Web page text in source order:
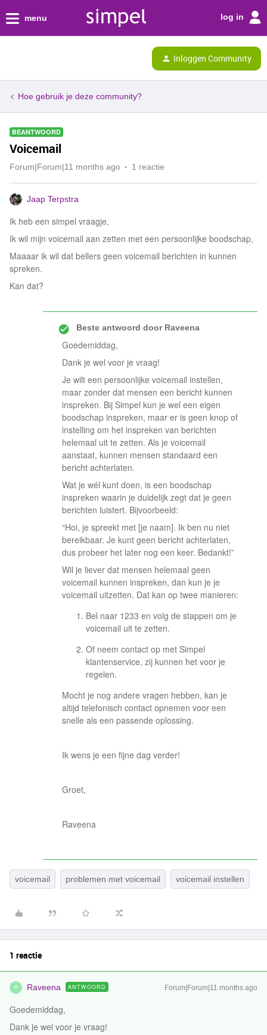
menu log in
Inloggen Community
Hoe gebruik je deze community?
BEANTWOORD
Voicemail
Forum|Forum|11 months ago 1 reactie
Jaap Terpstra
Ik heb een simpel vraagje,
Ik wil mijn voicemail aan zetten met een persoonlijke boodschap,
Maaaar ik wil dat bellers geen voicemail berichten in kunnen
spreken.
Kan dat?
Beste antwoord doorRaveena
Goedemiddag,
Dank je wel voor je vraag!
Je wilt een persoonlijke voicemail instellen,
maar zonder dat mensen een bericht kunnen
inspreken. Bij Simpel kun je wel een eigen
boodschap inspreken, maar er is geen knop of
instelling om het inspreken van berichten
helemaal uit te zetten. Als je voicemail
aanstaat, kunnen mensen standaard een
bericht achterlaten.
Wat je wél kunt doen, is een boodschap
inspreken waarin je duidelijk zegt dat je geen
berichten luistert. Bijvoorbeeld:
“Hoi, je spreekt met [je naam]. Ik ben nu niet
bereikbaar. Je kunt geen bericht achterlaten,
dus probeer het later nog een keer. Bedankt!”
Wil je liever dat mensen helemaal geen
voicemail kunnen inspreken, dan kun je je
voicemail uitzetten. Dat kan op twee manieren:
Bel naar 1233 en volg de stappen om je
voicemail uit te zetten.
Of neem contact op met Simpel
klantenservice, zij kunnen het voor je
regelen.
Mocht je nog andere vragen hebben, kan je
altijd telefonisch contact opnemen voor een
snelle als een passende oplossing.
Ik wens je een fijne dag verder!
Groet,
Raveena
voicemail problemen met voicemail voicemail instellen
1 reactie
R Raveena ANTWOORD Forum|Forum|11 months ago
Goedemiddag,
Dank je wel voor je vraag!